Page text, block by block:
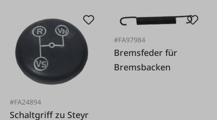
#FA24894
Schaltgriff zu Steyr
#FA97984
Bremsfeder für
Bremsbacken